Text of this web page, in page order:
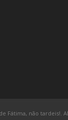
Fátima, não tardeis!.